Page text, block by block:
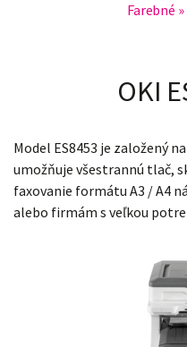
Farebné »
OKI
Model ES8453 je založený
umožňuje všestrannú tlač,
faxovanie formátu A3 / A4
alebo firmám s veľkou